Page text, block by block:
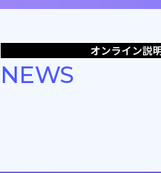
オンライン説
NEWS